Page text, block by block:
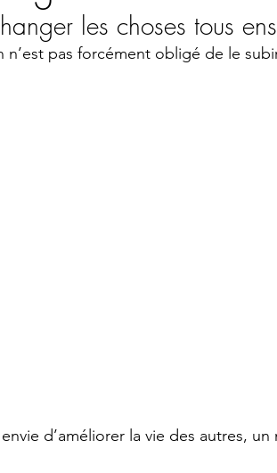
les choses tous
n’est pas forcément obligé de le
d’améliorer la vie des autres, un